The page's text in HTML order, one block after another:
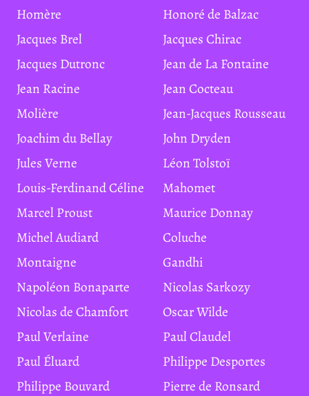
Homère
Honoré de Balzac
Jacques Brel
Jacques Chirac
Jacques Dutronc
Jean de La Fontaine
Jean Racine
Jean Cocteau
Molière
Jean-Jacques Rousseau
Joachim du Bellay
John Dryden
Jules Verne
Léon Tolstoï
Louis-Ferdinand Céline
Mahomet
Marcel Proust
Maurice Donnay
Michel Audiard
Coluche
Montaigne
Gandhi
Napoléon Bonaparte
Nicolas Sarkozy
Nicolas de Chamfort
Oscar Wilde
Paul Verlaine
Paul Claudel
Paul Éluard
Philippe Desportes
Philippe Bouvard
Pierre de Ronsard